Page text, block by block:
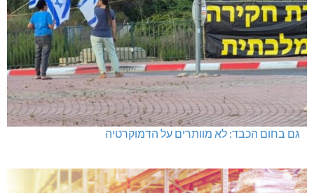
גם בחום הכבד: לא מוותרים על הדמוקרטיה